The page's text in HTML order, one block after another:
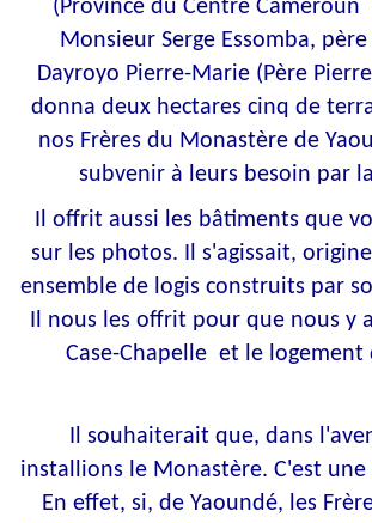
(Province du Centre Cameroun
Monsieur Serge Essomba,
Dayroyo Pierre-Marie (Père
donna deux hectares cinq de
nos Frères du Monastère de
subvenir à leurs besoin par
Il offrit aussi les bâtiments que
sur les photos. Il s'agissait,
ensemble de logis construits par
Il nous les offrit pour que nous y
Case-Chapelle et le logement
Il souhaiterait que, dans
installions le Monastère. C'est une
En effet, si, de Yaoundé, les